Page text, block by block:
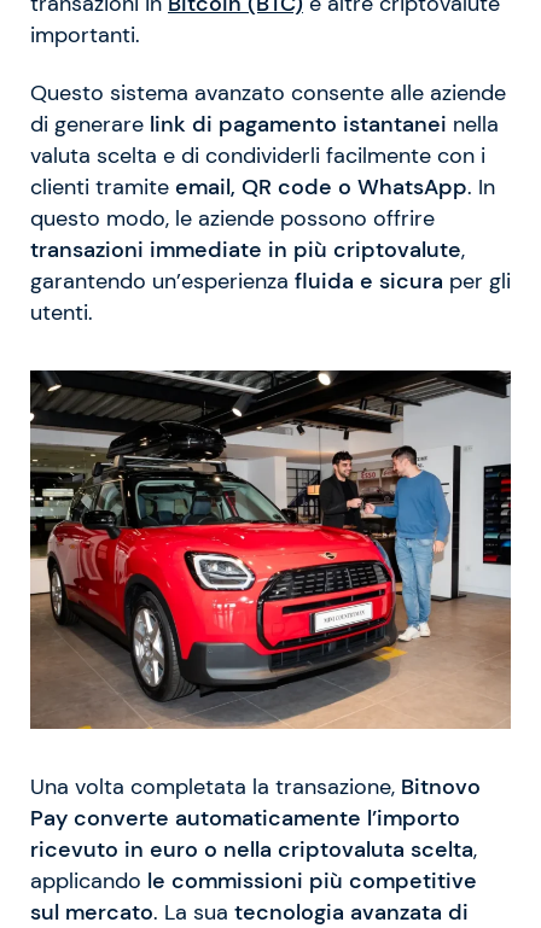
importanti.
Questo sistema avanzato consente alle aziende
di generare link di pagamento istantanei nella
valuta scelta e di condividerli facilmente con i
clienti tramite email, QR code o WhatsApp. In
questo modo, le aziende possono offrire
transazioni immediate in più criptovalute,
garantendo un’esperienza fluida e sicura per gli
utenti.
Una volta completata la transazione, Bitnovo
Pay converte automaticamente l’importo
ricevuto in euro o nella criptovaluta scelta,
applicando le commissioni più competitive
sul mercato. La sua tecnologia avanzata di